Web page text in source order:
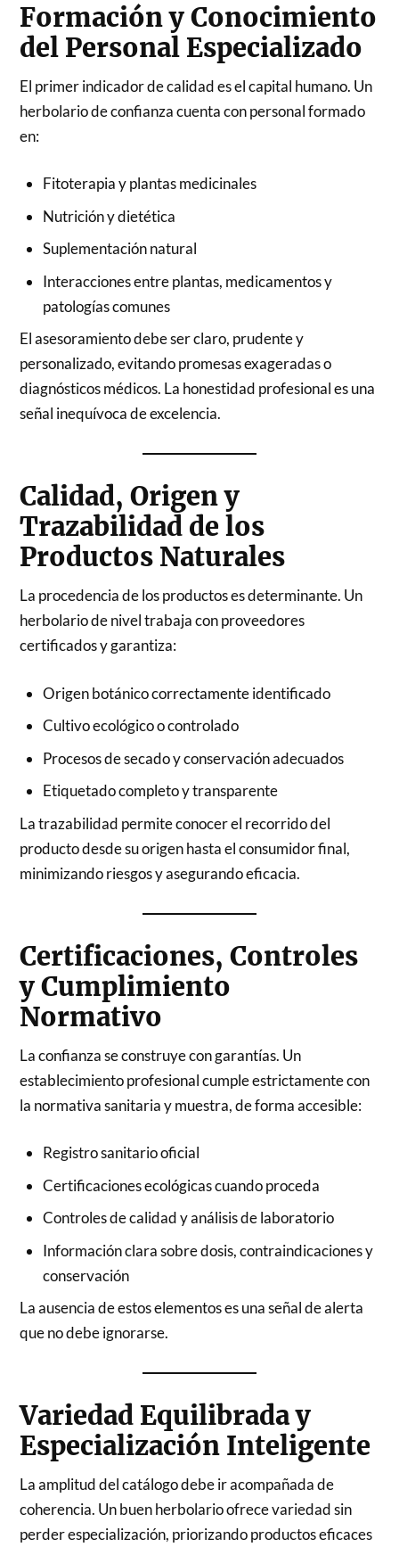
Formación y Conocimiento
del Personal Especializado
El primer indicador de calidad es el capital humano. Un
herbolario de confianza cuenta con personal formado
en:
Fitoterapia y plantas medicinales
Nutrición y dietética
Suplementación natural
Interacciones entre plantas, medicamentos y
patologías comunes
El asesoramiento debe ser claro, prudente y
personalizado, evitando promesas exageradas o
diagnósticos médicos. La honestidad profesional es una
señal inequívoca de excelencia.
Calidad, Origen y
Trazabilidad de los
Productos Naturales
La procedencia de los productos es determinante. Un
herbolario de nivel trabaja con proveedores
certificados y garantiza:
Origen botánico correctamente identificado
Cultivo ecológico o controlado
Procesos de secado y conservación adecuados
Etiquetado completo y transparente
La trazabilidad permite conocer el recorrido del
producto desde su origen hasta el consumidor final,
minimizando riesgos y asegurando eficacia.
Certificaciones, Controles
y Cumplimiento
Normativo
La confianza se construye con garantías. Un
establecimiento profesional cumple estrictamente con
la normativa sanitaria y muestra, de forma accesible:
Registro sanitario oficial
Certificaciones ecológicas cuando proceda
Controles de calidad y análisis de laboratorio
Información clara sobre dosis, contraindicaciones y
conservación
La ausencia de estos elementos es una señal de alerta
que no debe ignorarse.
Variedad Equilibrada y
Especialización Inteligente
La amplitud del catálogo debe ir acompañada de
coherencia. Un buen herbolario ofrece variedad sin
perder especialización, priorizando productos eficaces